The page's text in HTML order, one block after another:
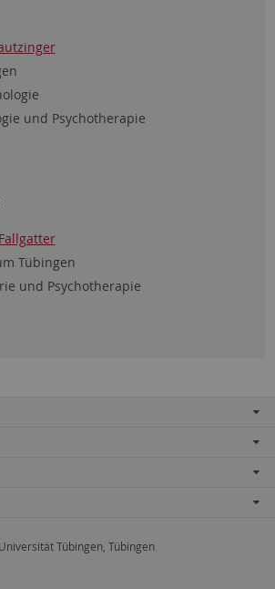
und Psychotherapie
Tübingen
und Psychotherapie
Tübingen, Tübingen